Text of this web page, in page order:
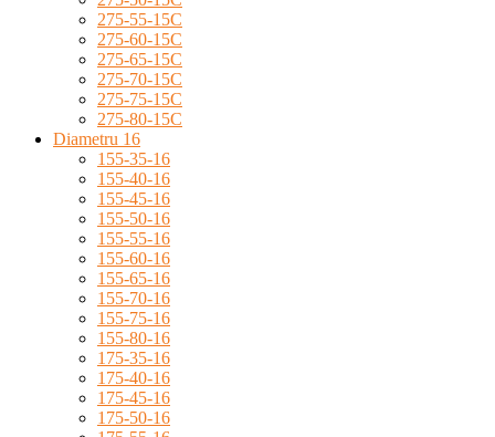
275-55-15C
275-60-15C
275-65-15C
275-70-15C
275-75-15C
275-80-15C
Diametru 16
155-35-16
155-40-16
155-45-16
155-50-16
155-55-16
155-60-16
155-65-16
155-70-16
155-75-16
155-80-16
175-35-16
175-40-16
175-45-16
175-50-16